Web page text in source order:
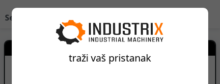
traži vaš pristanak
Servis viljuskara i baterija za viljuskare BN Laser.
Kontakt prodavca